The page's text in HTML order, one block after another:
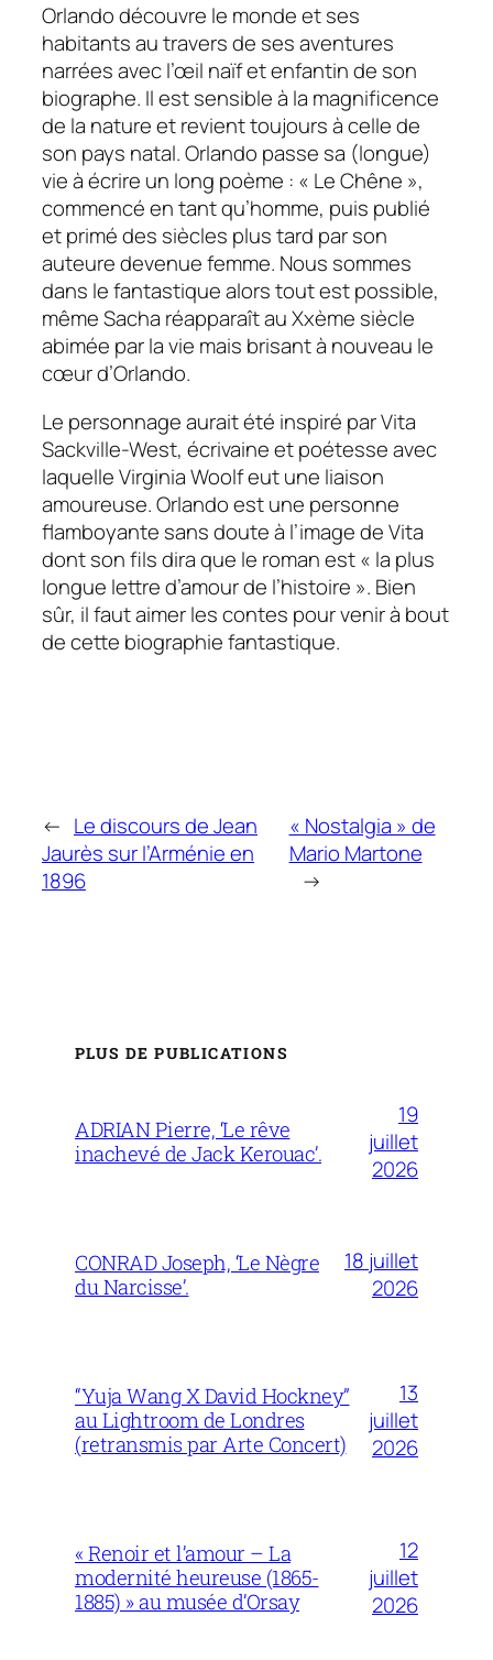
Orlando découvre le monde et ses
habitants au travers de ses aventures
narrées avec l’œil naïf et enfantin de son
biographe. Il est sensible à la magnificence
de la nature et revient toujours à celle de
son pays natal. Orlando passe sa (longue)
vie à écrire un long poème : « Le Chêne »,
commencé en tant qu’homme, puis publié
et primé des siècles plus tard par son
auteure devenue femme. Nous sommes
dans le fantastique alors tout est possible,
même Sacha réapparaît au Xxème siècle
abimée par la vie mais brisant à nouveau le
cœur d’Orlando.
Le personnage aurait été inspiré par Vita
Sackville-West, écrivaine et poétesse avec
laquelle Virginia Woolf eut une liaison
amoureuse. Orlando est une personne
flamboyante sans doute à l’image de Vita
dont son fils dira que le roman est « la plus
longue lettre d’amour de l’histoire ». Bien
sûr, il faut aimer les contes pour venir à bout
de cette biographie fantastique.
← Le discours de Jean
Jaurès sur l’Arménie en
1896
« Nostalgia » de
Mario Martone
→
PLUS DE PUBLICATIONS
ADRIAN Pierre, ‘Le rêve
inachevé de Jack Kerouac’.
19
juillet
2026
CONRAD Joseph, ‘Le Nègre
du Narcisse’.
18 juillet
2026
“Yuja Wang X David Hockney”
au Lightroom de Londres
(retransmis par Arte Concert)
13
juillet
2026
« Renoir et l’amour – La
modernité heureuse (1865-
1885) » au musée d’Orsay
12
juillet
2026